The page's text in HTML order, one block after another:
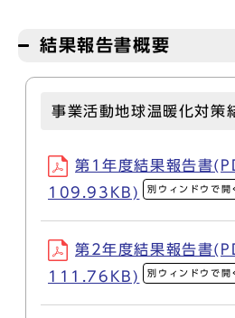
結果報告書概要
事業活動地球温暖化対策
第1年度結果報告書
109.93KB)
別ウィンドウで開
第2年度結果報告書
111.76KB)
別ウィンドウで開